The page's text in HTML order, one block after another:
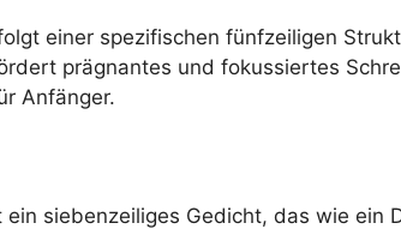
einer spezifischen fünfzeiligen
prägnantes und fokussiertes
Anfänger.
ein siebenzeiliges Gedicht, das wie ein